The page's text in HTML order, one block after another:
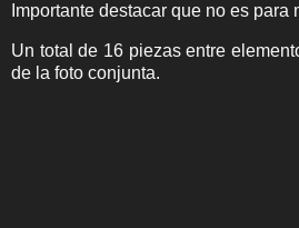
Importante destacar que no es
Un total de 16 piezas entre
de la foto conjunta.